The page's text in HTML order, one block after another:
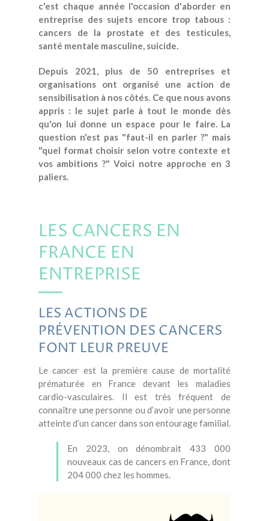
c'est chaque année l'occasion d'aborder en
entreprise des sujets encore trop tabous :
cancers de la prostate et des testicules,
santé mentale masculine, suicide.
Depuis 2021, plus de 50 entreprises et
organisations ont organisé une action de
sensibilisation à nos côtés. Ce que nous avons
appris : le sujet parle à tout le monde dès
qu'on lui donne un espace pour le faire. La
question n'est pas "faut-il en parler ?" mais
"quel format choisir selon votre contexte et
vos ambitions ?" Voici notre approche en 3
paliers.
LES CANCERS EN
FRANCE EN
ENTREPRISE
LES ACTIONS DE
PRÉVENTION DES CANCERS
FONT LEUR PREUVE
Le cancer est la première cause de mortalité
prématurée en France devant les maladies
cardio-vasculaires. Il est très fréquent de
connaître une personne ou d’avoir une personne
atteinte d’un cancer dans son entourage familial.
En 2023, on dénombrait 433 000
nouveaux cas de cancers en France, dont
204 000 chez les hommes.